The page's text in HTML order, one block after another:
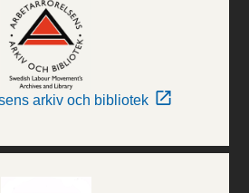
arkiv och bibliotek